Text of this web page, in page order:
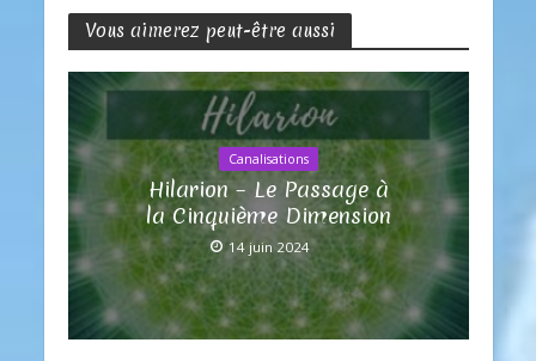
Vous aimerez peut-être aussi
Canalisations
Hilarion – Le Passage à
la Cinquième Dimension
14 juin 2024